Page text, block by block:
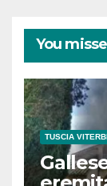
You
TUSCIA